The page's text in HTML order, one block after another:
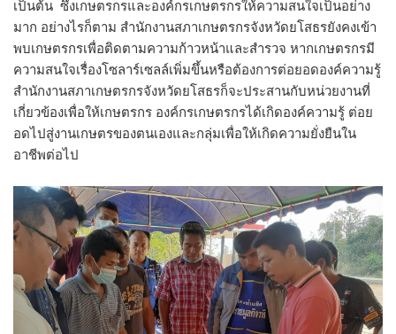
เป็นต้น ซึ่งเกษตรกรและองค์กรเกษตรกรให้ความสนใจเป็นอย่าง
มาก อย่างไรก็ตาม สำนักงานสภาเกษตรกรจังหวัดยโสธรยังคงเข้า
พบเกษตรกรเพื่อติดตามความก้าวหน้าและสำรวจ หากเกษตรกรมี
ความสนใจเรื่องโซลาร์เซลล์เพิ่มขึ้นหรือต้องการต่อยอดองค์ความรู้
สำนักงานสภาเกษตรกรจังหวัดยโสธรก็จะประสานกับหน่วยงานที่
เกี่ยวข้องเพื่อให้เกษตรกร องค์กรเกษตรกรได้เกิดองค์ความรู้ ต่อย
อดไปสู่งานเกษตรของตนเองและกลุ่มเพื่อให้เกิดความยั่งยืนใน
อาชีพต่อไป